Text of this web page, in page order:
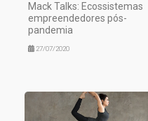
Mack Talks: Ecossistemas
empreendedores pós-
pandemia
27/07/2020